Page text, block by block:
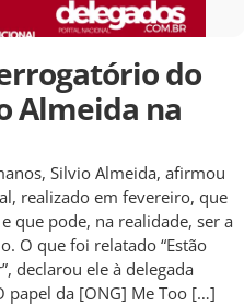
do
Almeida na
Silvio Almeida, afirmou
realizado em fevereiro, que
que pode, na realidade, ser a
O que foi relatado “Estão
declarou ele à delegada
papel da [ONG] Me Too […]